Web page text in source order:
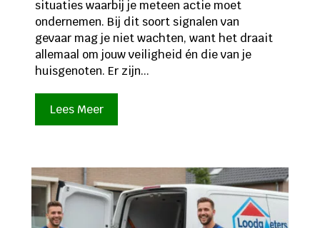
situaties waarbij je meteen actie moet
ondernemen. Bij dit soort signalen van
gevaar mag je niet wachten, want het draait
allemaal om jouw veiligheid én die van je
huisgenoten. Er zijn...
Lees Meer